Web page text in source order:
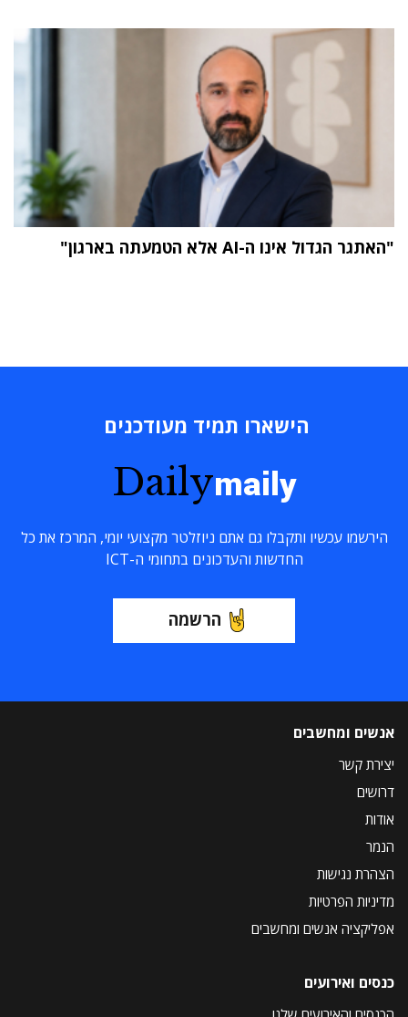
"האתגר הגדול אינו ה-AI אלא הטמעתה בארגון"
הישארו תמיד מעודכנים
Dailymaily
הירשמו עכשיו ותקבלו גם אתם ניוזלטר מקצועי יומי, המרכז את כל
החדשות והעדכונים בתחומי ה-ICT
הרשמה
אנשים ומחשבים
יצירת קשר
דרושים
אודות
הנמר
הצהרת נגישות
מדיניות הפרטיות
אפליקציה אנשים ומחשבים
כנסים ואירועים